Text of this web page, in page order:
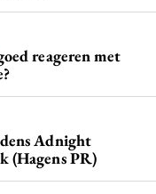
reageren met
Adnight
(Hagens PR)